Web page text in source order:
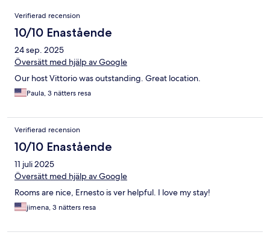
Recensioner
Verifierad recension
10/10 Enastående
24 sep. 2025
Översätt med hjälp av Google
Our host Vittorio was outstanding. Great location.
Paula, 3 nätters resa
Verifierad recension
10/10 Enastående
11 juli 2025
Översätt med hjälp av Google
Rooms are nice, Ernesto is ver helpful. I love my stay!
jimena, 3 nätters resa